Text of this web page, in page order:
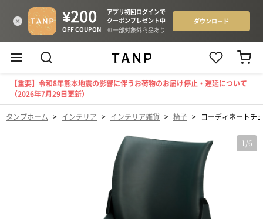
【重要】令和8年熊本地震の影響に伴うお荷物のお届け停止・遅延について
（2026年7月29日更新）
タンプホーム > インテリア > インテリア雑貨 > 椅子 > コーディネートチ
1 /6